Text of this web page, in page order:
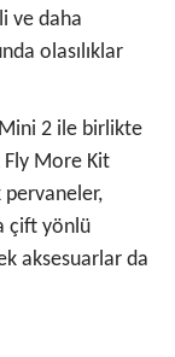
ve daha
olasılıklar
2 ile birlikte
More Kit
pervaneler,
çift yönlü
aksesuarlar da